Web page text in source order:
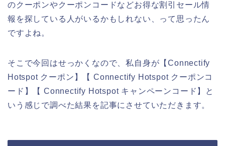
のクーポンやクーポンコードなどお得な割引セール情
報を探している人がいるかもしれない、って思ったん
ですよね。
そこで今回はせっかくなので、私自身が【Connectify
Hotspot クーポン】【 Connectify Hotspot クーポンコ
ード】【 Connectify Hotspot キャンペーンコード】と
いう感じで調べた結果を記事にさせていただきます。